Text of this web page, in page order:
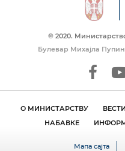
© 2020.
Булевар Михајла
О МИНИСТАРСТВУ ВЕСТИ
НАБАВКЕ
Мапа сајта